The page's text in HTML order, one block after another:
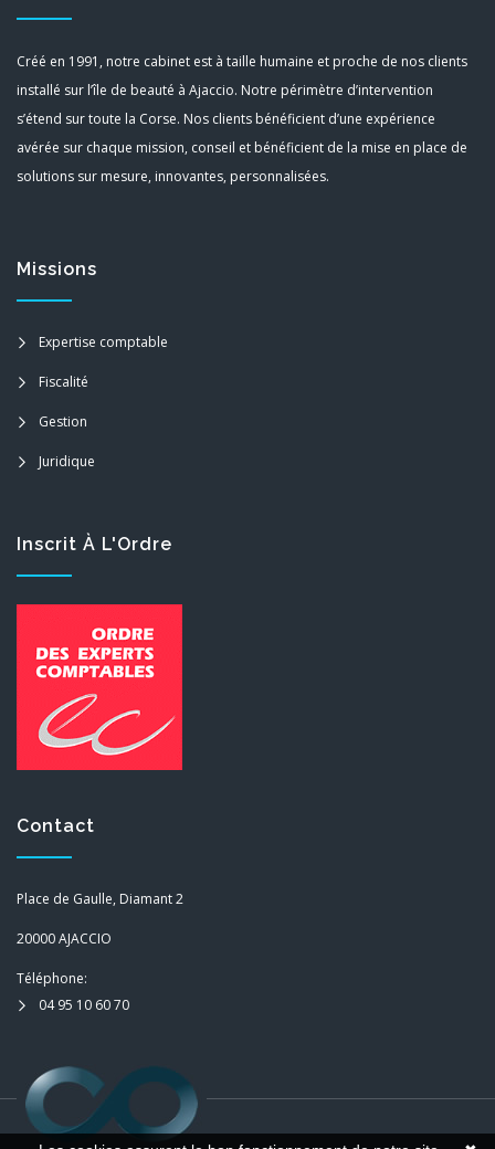
Créé en 1991, notre cabinet est à taille humaine et proche de nos clients
installé sur l’île de beauté à Ajaccio. Notre périmètre d’intervention
s’étend sur toute la Corse. Nos clients bénéficient d’une expérience
avérée sur chaque mission, conseil et bénéficient de la mise en place de
solutions sur mesure, innovantes, personnalisées.
Missions
Expertise comptable
Fiscalité
Gestion
Juridique
Inscrit À L'Ordre
Contact
Place de Gaulle, Diamant 2
20000 AJACCIO
Téléphone:
04 95 10 60 70